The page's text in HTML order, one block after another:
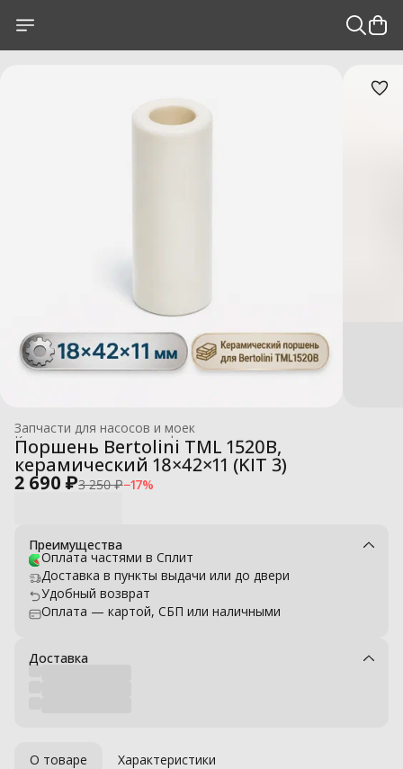
Запчасти для насосов и моек
Комплектующие для профессиональных моек высокого
Главная ›
Поршень Bertolini TML 1520B,
керамический 18×42×11 (KIT 3)
2 690 ₽3 250 ₽−17%
Преимущества
Оплата частями в Сплит
Доставка в пункты выдачи или до двери
Удобный возврат
Оплата — картой, СБП или наличными
Доставка
О товаре Характеристики